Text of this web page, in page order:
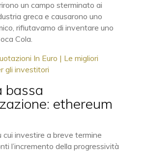
un campo sterminato ai
greca e causarono uno
rifiutavamo di inventare uno
Cola.
In Euro | Le migliori
gli investitori
bassa
ethereum
cui investire a breve termine
l’incremento della progressività